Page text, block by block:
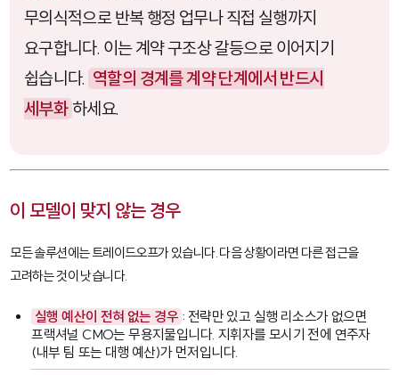
무의식적으로 반복 행정 업무나 직접 실행까지
요구합니다. 이는 계약 구조상 갈등으로 이어지기
쉽습니다. 역할의 경계를 계약 단계에서 반드시
세부화 하세요.
이 모델이 맞지 않는 경우
모든 솔루션에는 트레이드오프가 있습니다. 다음 상황이라면 다른 접근을
고려하는 것이 낫습니다.
실행 예산이 전혀 없는 경우 : 전략만 있고 실행 리소스가 없으면
프랙셔널 CMO는 무용지물입니다. 지휘자를 모시기 전에 연주자
(내부 팀 또는 대행 예산)가 먼저입니다.